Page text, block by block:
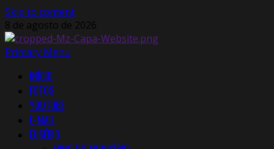
Skip to content
8 de agosto de 2026
Primary Menu
INÍCIO
FOTOS
YOUTUBE
E-MAIL
EUSÉBIO